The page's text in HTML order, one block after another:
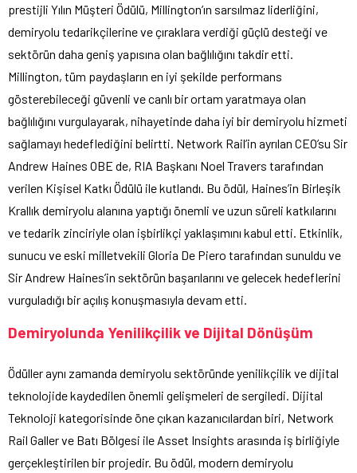
prestijli Yılın Müşteri Ödülü, Millington’ın sarsılmaz liderliğini,
demiryolu tedarikçilerine ve çıraklara verdiği güçlü desteği ve
sektörün daha geniş yapısına olan bağlılığını takdir etti.
Millington, tüm paydaşların en iyi şekilde performans
gösterebileceği güvenli ve canlı bir ortam yaratmaya olan
bağlılığını vurgulayarak, nihayetinde daha iyi bir demiryolu hizmeti
sağlamayı hedeflediğini belirtti. Network Rail’in ayrılan CEO’su Sir
Andrew Haines OBE de, RIA Başkanı Noel Travers tarafından
verilen Kişisel Katkı Ödülü ile kutlandı. Bu ödül, Haines’in Birleşik
Krallık demiryolu alanına yaptığı önemli ve uzun süreli katkılarını
ve tedarik zinciriyle olan işbirlikçi yaklaşımını kabul etti. Etkinlik,
sunucu ve eski milletvekili Gloria De Piero tarafından sunuldu ve
Sir Andrew Haines’in sektörün başarılarını ve gelecek hedeflerini
vurguladığı bir açılış konuşmasıyla devam etti.
Demiryolunda Yenilikçilik ve Dijital Dönüşüm
Ödüller aynı zamanda demiryolu sektöründe yenilikçilik ve dijital
teknolojide kaydedilen önemli gelişmeleri de sergiledi. Dijital
Teknoloji kategorisinde öne çıkan kazanıcılardan biri, Network
Rail Galler ve Batı Bölgesi ile Asset Insights arasında iş birliğiyle
gerçekleştirilen bir projedir. Bu ödül, modern demiryolu